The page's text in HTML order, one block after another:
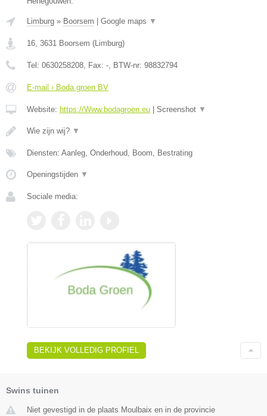
Limburg » Boorsem Google maps ▼
16, 3631 Boorsem (Limburg)
Tel: 0630258208, Fax: -, BTW-nr: 98832794
E-mail › Boda groen BV
Website: https://Www.bodagroen.eu Screenshot ▼
Wie zijn wij? ▼
Diensten: Aanleg, Onderhoud, Boom, Bestrating
Openingstijden ▼
Sociale media:
BEKIJK VOLLEDIG PROFIEL
Swins tuinen
Niet gevestigd in de plaats Moulbaix en in de provincie